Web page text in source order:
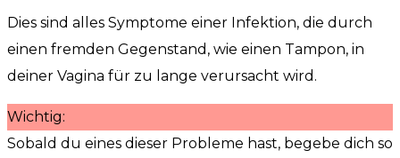
Dies sind alles Symptome einer Infektion, die durch
einen fremden Gegenstand, wie einen Tampon, in
deiner Vagina für zu lange verursacht wird.
Wichtig:
Sobald du eines dieser Probleme hast, begebe dich so